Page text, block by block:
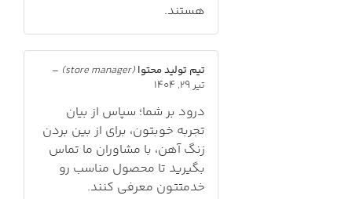
هستند.
تیم تولید محتوا (store manager)
–
تیر 29, 1404
درود بر شما؛ سپاس از بیان
تجربه خوبتون، برای از بین بردن
زنگ آهن، با مشاوران ما تماس
بگیرید تا محصول مناسب رو
خدمتتون معرفی کنند.